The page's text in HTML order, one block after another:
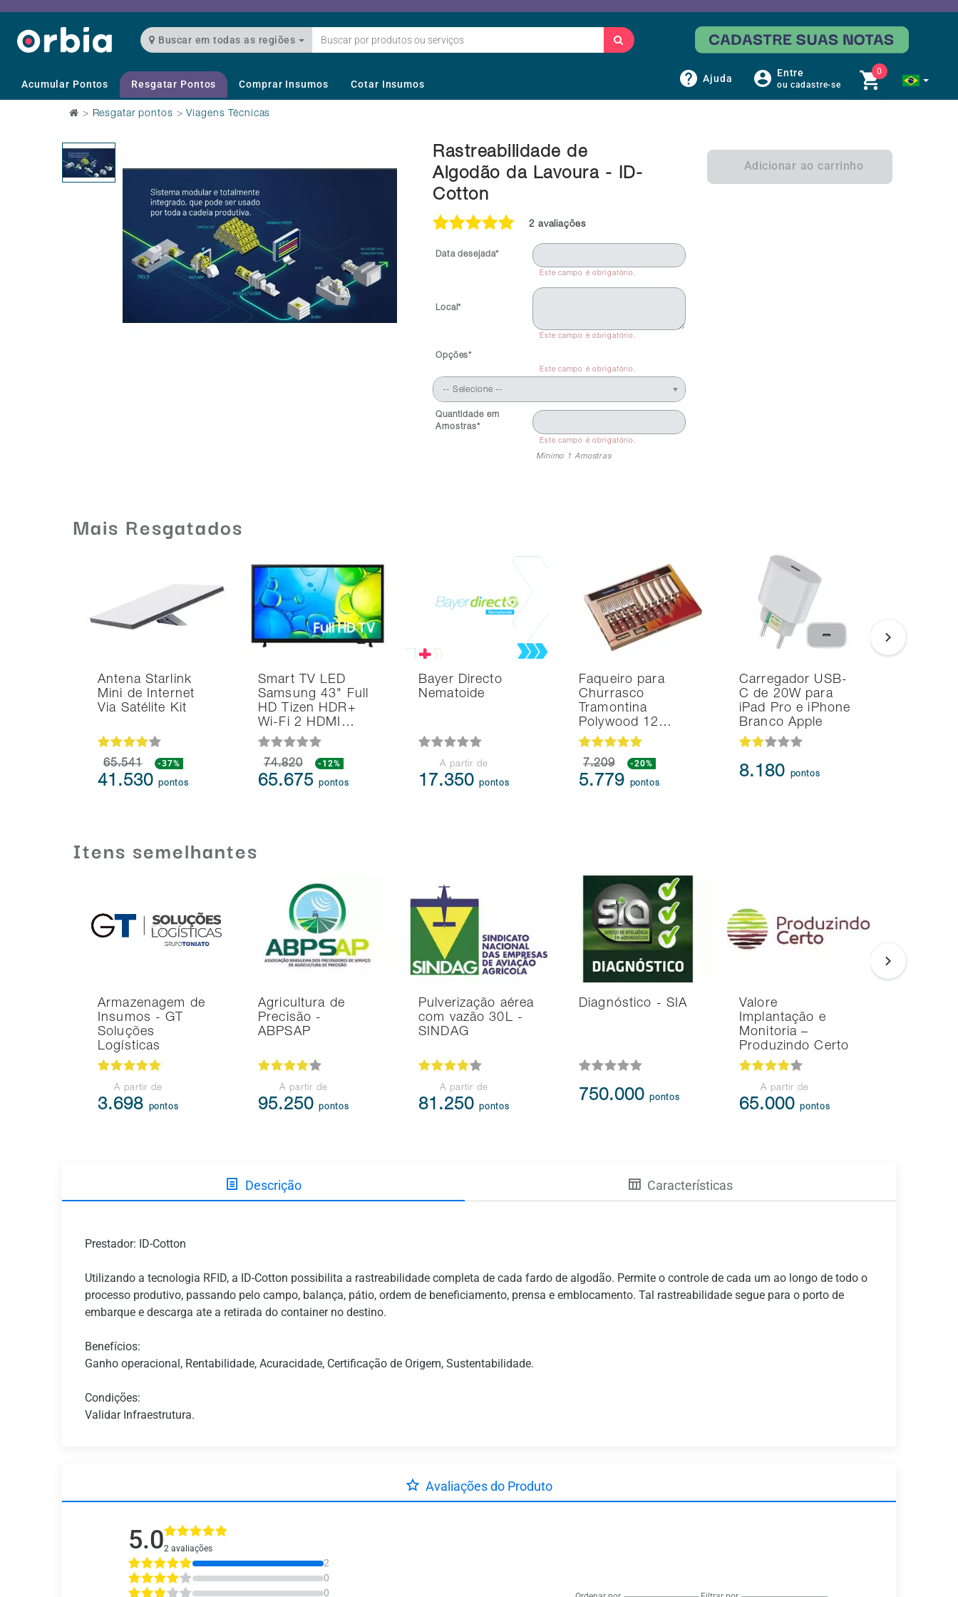
Buscar em todas as regiões
Acumular Pontos Resgatar Pontos Comprar Insumos Cotar Insumos Ajuda Entre
ou cadastre-se
0
> Resgatar pontos >Viagens Técnicas
Rastreabilidade de
Algodão da Lavoura - ID-
Cotton
2 avaliações
Data desejada*
Este campo é obrigatório.
Local*
Este campo é obrigatório.
Opções*
Este campo é obrigatório.
-- Selecione --
Quantidade em
Amostras*
Este campo é obrigatório.
Mínimo 1 Amostras
Adicionar ao carrinho
Mais Resgatados
Antena Starlink
Mini de Internet
Via Satélite Kit
65.541 -37%
41.530pontos
Smart TV LED
Samsung 43" Full
HD Tizen HDR+
Wi-Fi 2 HDMI…
74.820 -12%
65.675pontos
Bayer Directo
Nematoide
A partir de
17.350pontos
Faqueiro para
Churrasco
Tramontina
Polywood 12…
7.209 -20%
5.779 pontos
Carregador USB-
C de 20W para
iPad Pro e iPhone
Branco Apple
8.180 pontos
Itens semelhantes
Armazenagem de
Insumos - GT
Soluções
Logísticas
A partir de
3.698 pontos
Agricultura de
Precisão -
ABPSAP
A partir de
95.250pontos
Pulverização aérea
com vazão 30L -
SINDAG
A partir de
81.250pontos
Diagnóstico - SIA
750.000pontos
Valore
Implantação e
Monitoria –
Produzindo Certo
A partir de
65.000pontos
Descrição Características
Prestador: ID-Cotton
Utilizando a tecnologia RFID, a ID-Cotton possibilita a rastreabilidade completa de cada fardo de algodão. Permite o controle de cada um ao longo de todo o
processo produtivo, passando pelo campo, balança, pátio, ordem de beneficiamento, prensa e emblocamento. Tal rastreabilidade segue para o porto de
embarque e descarga ate a retirada do container no destino.
Benefícios:
Ganho operacional, Rentabilidade, Acuracidade, Certificação de Origem, Sustentabilidade.
Condições:
Validar Infraestrutura.
Avaliações do Produto
5.02 avaliações
2
0
0